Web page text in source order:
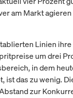
am Markt
Linien
um drei
in dem
ist das zu wenig.
zur